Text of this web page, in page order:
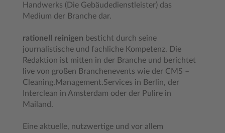
Handwerks (Die Gebäudedienstleister) das
Medium der Branche dar.
rationell reinigen besticht durch seine
journalistische und fachliche Kompetenz. Die
Redaktion ist mitten in der Branche und berichtet
live von großen Branchenevents wie der CMS –
Cleaning.Management.Services in Berlin, der
Interclean in Amsterdam oder der Pulire in
Mailand.
Eine aktuelle, nutzwertige und vor allem